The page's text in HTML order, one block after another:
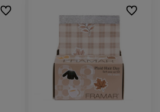
Do ulubionych Do